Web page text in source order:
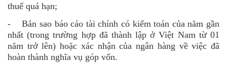
thuế quá hạn;
-Bản sao báo cáo tài chính có kiểm toán của năm gần
nhất (trong trường hợp đã thành lập ở Việt Nam từ 01
năm trở lên) hoặc xác nhận của ngân hàng về việc đã
hoàn thành nghĩa vụ góp vốn.